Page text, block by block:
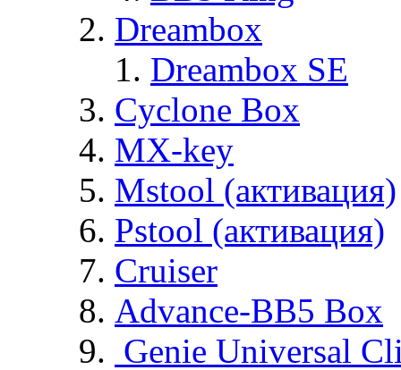
Dreambox
Dreambox SE
Cyclone Box
MX-key
Mstool (активация)
Pstool (активация)
Cruiser
Advance-BB5 Box
Genie Universal